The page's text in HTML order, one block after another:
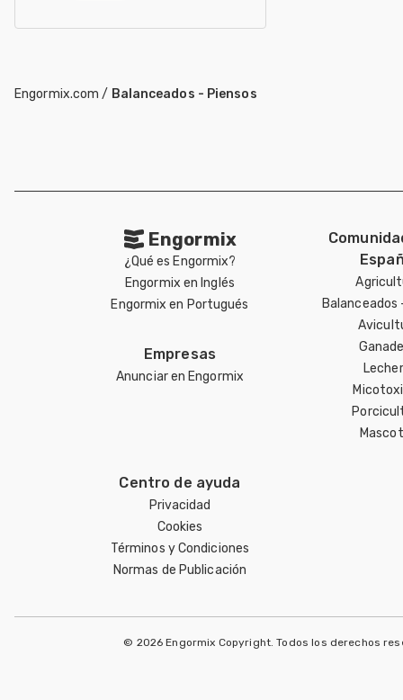
Engormix.com / Balanceados - Piensos
Engormix
¿Qué es Engormix?
Engormix en Inglés
Engormix en Portugués
Empresas
Anunciar en Engormix
Balanceados
Centro de ayuda
Privacidad
Cookies
Términos y Condiciones
Normas de Publicación
© 2026 Engormix Copyright. Todos los derechos